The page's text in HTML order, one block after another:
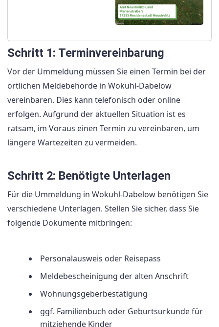
Schritt 1: Terminvereinbarung
Vor der Ummeldung müssen Sie einen Termin bei der
örtlichen Meldebehörde in Wokuhl-Dabelow
vereinbaren. Dies kann telefonisch oder online
erfolgen. Aufgrund der aktuellen Situation ist es
ratsam, im Voraus einen Termin zu vereinbaren, um
längere Wartezeiten zu vermeiden.
Schritt 2: Benötigte Unterlagen
Für die Ummeldung in Wokuhl-Dabelow benötigen Sie
verschiedene Unterlagen. Stellen Sie sicher, dass Sie
folgende Dokumente mitbringen:
Personalausweis oder Reisepass
Meldebescheinigung der alten Anschrift
Wohnungsgeberbestätigung
ggf. Familienbuch oder Geburtsurkunde für
mitziehende Kinder